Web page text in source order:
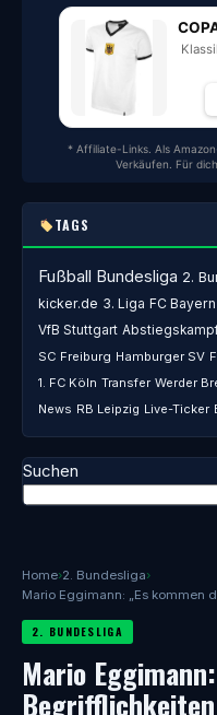
Home›2. Bundesliga›
Mario Eggimann: „Es kommen
2. BUNDESLIGA
Mario
* Affiliate-Links. Als
Verkäufen. Für
TAGS
Fußball Bundesliga 2.
kicker.de 3. Liga FC Bayern
VfB Stuttgart
SC Freiburg Hamburger SV
1. FC Köln Transfer Werder
News RB Leipzig Live-Ticker
Suchen